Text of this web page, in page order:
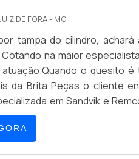
DE FORA - MG
tampa do cilindro,
Cotando na maior
o quesito
da Brita Peças o cliente
em Sandvik e
Brita Peças objetiva seus
estrutura com escritório
e atendimento a clientes de